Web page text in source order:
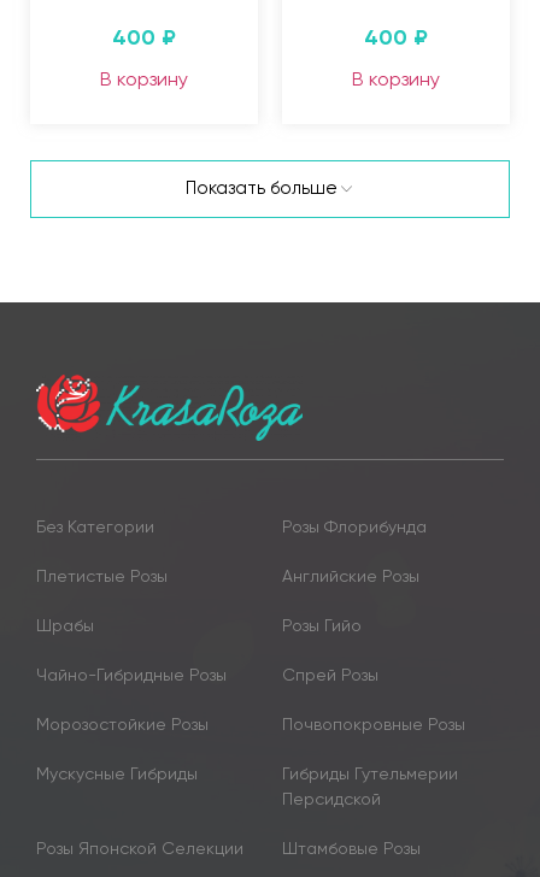
400 ₽
В корзину
400 ₽
В корзину
Показать больше
Без Категории Розы Флорибунда
Плетистые Розы Английские Розы
Шрабы Розы Гийо
Чайно-Гибридные Розы Спрей Розы
Морозостойкие Розы Почвопокровные Розы
Мускусные Гибриды
Гибриды Гутельмерии
Персидской
Розы Японской Селекции Штамбовые Розы